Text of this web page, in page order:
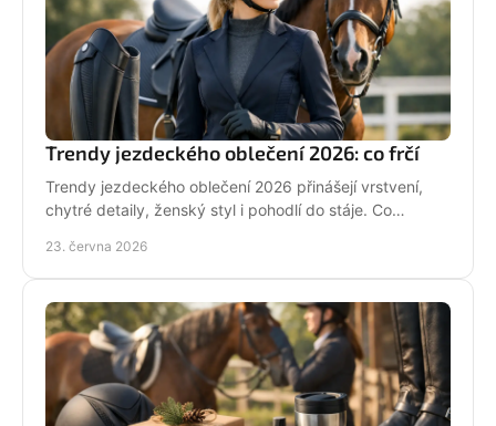
Trendy jezdeckého oblečení 2026: co frčí
Trendy jezdeckého oblečení 2026 přinášejí vrstvení,
chytré detaily, ženský styl i pohodlí do stáje. Co
23. června 2026